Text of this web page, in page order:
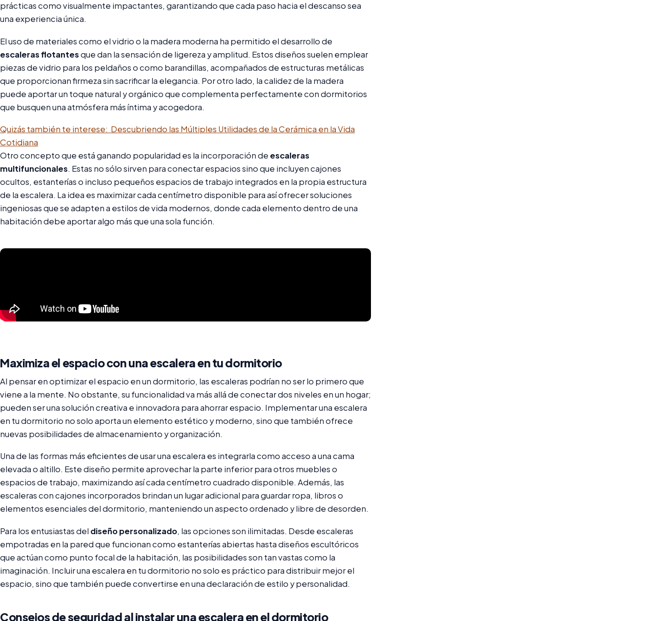
prácticas como visualmente impactantes, garantizando que cada paso hacia el descanso sea
una experiencia única.
El uso de materiales como el vidrio o la madera moderna ha permitido el desarrollo de
escaleras flotantesque dan la sensación de ligereza y amplitud. Estos diseños suelen emplear
piezas de vidrio para los peldaños o como barandillas, acompañados de estructuras metálicas
que proporcionan firmeza sin sacrificar la elegancia. Por otro lado, la calidez de la madera
puede aportar un toque natural y orgánico que complementa perfectamente con dormitorios
que busquen una atmósfera más íntima y acogedora.
Quizás también te interese: Descubriendo las Múltiples Utilidades de la Cerámica en la Vida
Cotidiana
Otro concepto que está ganando popularidad es la incorporación de escaleras
multifuncionales. Estas no sólo sirven para conectar espacios sino que incluyen cajones
ocultos, estanterías o incluso pequeños espacios de trabajo integrados en la propia estructura
de la escalera. La idea es maximizar cada centímetro disponible para así ofrecer soluciones
ingeniosas que se adapten a estilos de vida modernos, donde cada elemento dentro de una
habitación debe aportar algo más que una sola función.
Maximiza el espacio con una escalera en tu dormitorio
Al pensar en optimizar el espacio en un dormitorio, las escaleras podrían no ser lo primero que
viene a la mente. No obstante, su funcionalidad va más allá de conectar dos niveles en un hogar;
pueden ser una solución creativa e innovadora para ahorrar espacio. Implementar una escalera
en tu dormitorio no solo aporta un elemento estético y moderno, sino que también ofrece
nuevas posibilidades de almacenamiento y organización.
Una de las formas más eficientes de usar una escalera es integrarla como acceso a una cama
elevada o altillo. Este diseño permite aprovechar la parte inferior para otros muebles o
espacios de trabajo, maximizando así cada centímetro cuadrado disponible. Además, las
escaleras con cajones incorporados brindan un lugar adicional para guardar ropa, libros o
elementos esenciales del dormitorio, manteniendo un aspecto ordenado y libre de desorden.
Para los entusiastas del diseño personalizado, las opciones son ilimitadas. Desde escaleras
empotradas en la pared que funcionan como estanterías abiertas hasta diseños escultóricos
que actúan como punto focal de la habitación, las posibilidades son tan vastas como la
imaginación. Incluir una escalera en tu dormitorio no solo es práctico para distribuir mejor el
espacio, sino que también puede convertirse en una declaración de estilo y personalidad.
Consejos de seguridad al instalar una escalera en el dormitorio